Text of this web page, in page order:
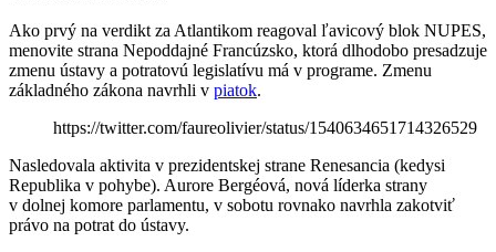
Ako prvý na verdikt za Atlantikom reagoval ľavicový blok NUPES,
menovite strana Nepoddajné Francúzsko, ktorá dlhodobo presadzuje
zmenu ústavy a potratovú legislatívu má v programe. Zmenu
základného zákona navrhli v piatok.
https://twitter.com/faureolivier/status/1540634651714326529
Nasledovala aktivita v prezidentskej strane Renesancia (kedysi
Republika v pohybe). Aurore Bergéová, nová líderka strany
v dolnej komore parlamentu, v sobotu rovnako navrhla zakotviť
právo na potrat do ústavy.